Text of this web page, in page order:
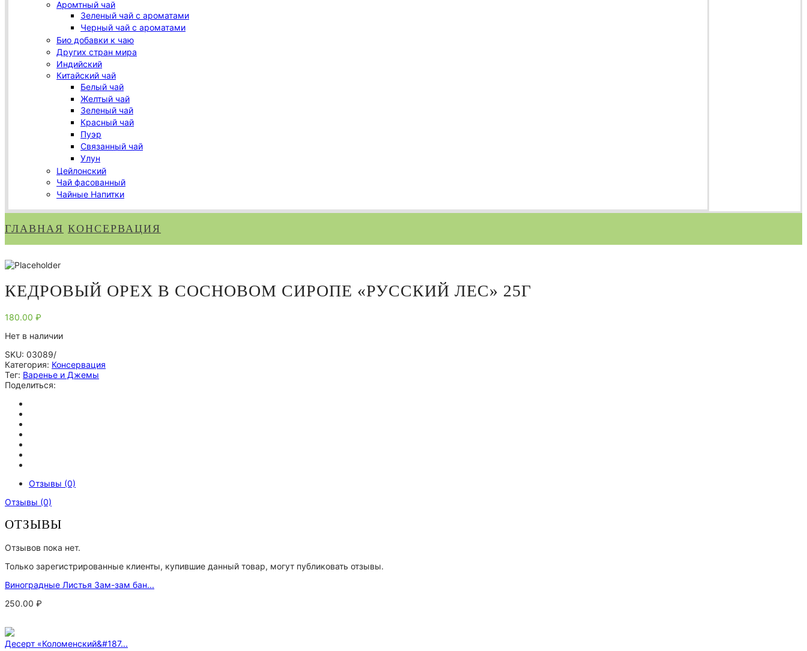
Аромтный чай
Зеленый чай с ароматами
Черный чай с ароматами
Био добавки к чаю
Других стран мира
Индийский
Китайский чай
Белый чай
Желтый чай
Зеленый чай
Красный чай
Пуэр
Связанный чай
Улун
Цейлонский
Чай фасованный
Чайные Напитки
ГЛАВНАЯ КОНСЕРВАЦИЯ
КЕДРОВЫЙ ОРЕХ В СОСНОВОМ СИРОПЕ «РУССКИЙ ЛЕС» 25Г
180.00 ₽
Нет в наличии
SKU: 03089/
Категория: Консервация
Тег: Варенье и Джемы
Поделиться:
Отзывы (0)
Отзывы (0)
ОТЗЫВЫ
Отзывов пока нет.
Только зарегистрированные клиенты, купившие данный товар, могут публиковать отзывы.
Виноградные Листья Зам-зам бан...
250.00 ₽
Десерт «Коломенский&#187...